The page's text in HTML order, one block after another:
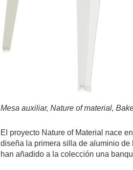
Mesa auxiliar, Nature of material,
El proyecto Nature of Material nace
diseña la primera silla de aluminio
han añadido a la colección una